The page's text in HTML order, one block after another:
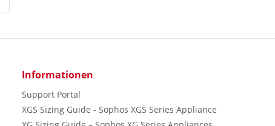
Informationen
Support Portal
XGS Sizing Guide - Sophos XGS Series Appliance